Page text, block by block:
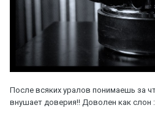
После всяких уралов понимаешь за
внушает доверия!! Доволен как слон